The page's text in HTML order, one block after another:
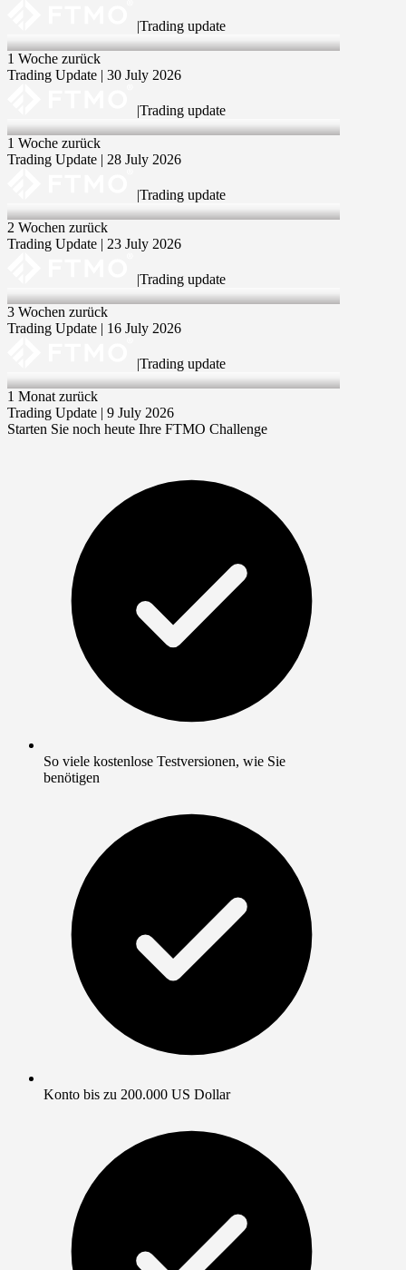
|Trading update
30 Jul 2026
1 Woche zurück
Trading Update | 30 July 2026
|Trading update
28 Jul 2026
1 Woche zurück
Trading Update | 28 July 2026
|Trading update
23 Jul 2026
2 Wochen zurück
Trading Update | 23 July 2026
|Trading update
16 Jul 2026
3 Wochen zurück
Trading Update | 16 July 2026
|Trading update
9 Jul 2026
1 Monat zurück
Trading Update | 9 July 2026
Starten Sie noch heute Ihre FTMO Challenge
So viele kostenlose Testversionen, wie Sie
benötigen
Konto bis zu 200.000 US Dollar